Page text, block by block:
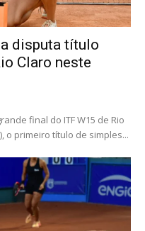
disputa título
Claro neste
final do ITF W15 de Rio
o primeiro título de simples...